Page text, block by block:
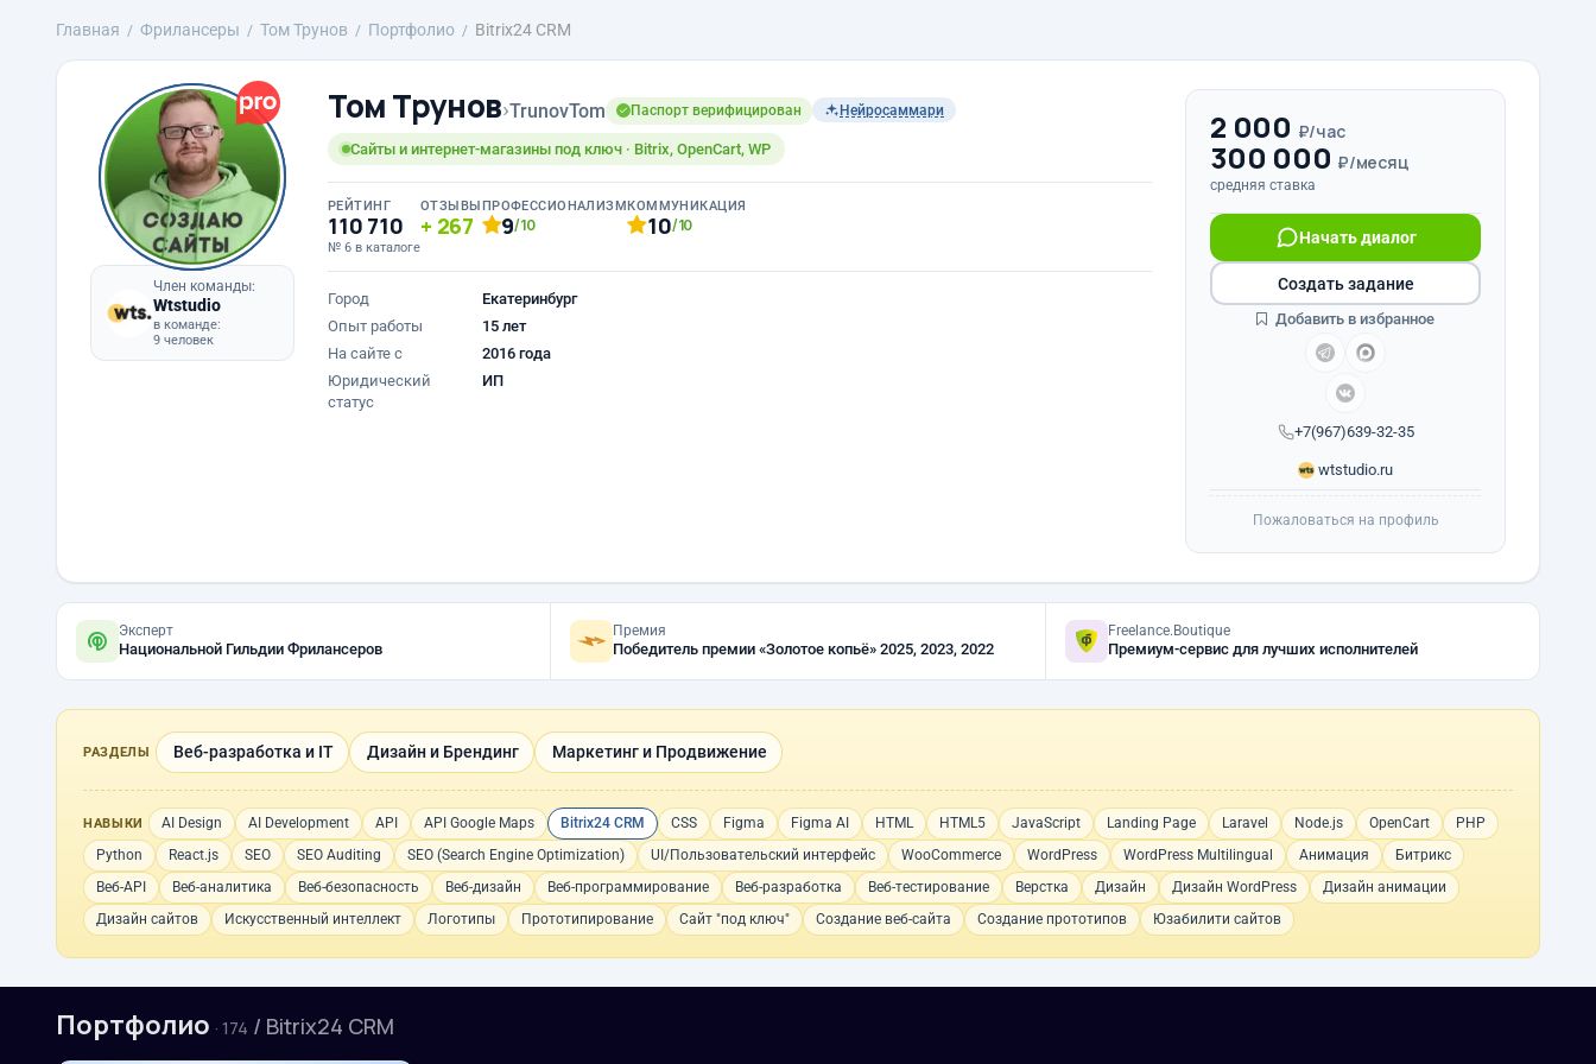
Главная Фрилансеры Том Трунов Портфолио Bitrix24 CRM
Член команды:
Wtstudio
в команде:
9 человек
Том Трунов›TrunovTom Паспорт верифицирован Нейросаммари
Сайты и интернет-магазины под ключ · Bitrix, OpenCart, WP
РЕЙТИНГ
110 710
№ 6 в каталоге
ОТЗЫВЫ
267
ПРОФЕССИОНАЛИЗМ
9/10
КОММУНИКАЦИЯ
10/10
Город
Екатеринбург
Опыт работы
15 лет
На сайте с
2016 года
Юридический
статус
ИП
2 000 ₽/час
300 000 ₽/месяц
средняя ставка
+7(967)639-32-35
Начать диалог
wtstudio.ru
Создать задание
Добавить в избранное
Пожаловаться на профиль
Эксперт
Национальной Гильдии Фрилансеров
Премия
Победитель премии «Золотое копьё» 2025, 2023, 2022
Freelance.Boutique
Премиум-сервис для лучших исполнителей
РАЗДЕЛЫ Веб-разработка и IT Дизайн и Брендинг Маркетинг и Продвижение
НАВЫКИ AI Design AI Development API API Google Maps Bitrix24 CRM CSS Figma Figma AI HTML HTML5 JavaScript Landing Page Laravel Node.js OpenCart
PHP
Python
React.js SEO SEO Auditing SEO (Search Engine Optimization) UI/Пользовательский интерфейс WooCommerce WordPress WordPress Multilingual Анимация
Битрикс
Веб-API
Веб-аналитика Веб-безопасность Веб-дизайн Веб-программирование Веб-разработка Веб-тестирование Верстка Дизайн Дизайн WordPress
Дизайн анимации
Дизайн сайтов
Искусственный интеллект Логотипы Прототипирование Сайт "под ключ" Создание веб-сайта Создание прототипов Юзабилити сайтов
Портфолио · 174 / Bitrix24 CRM